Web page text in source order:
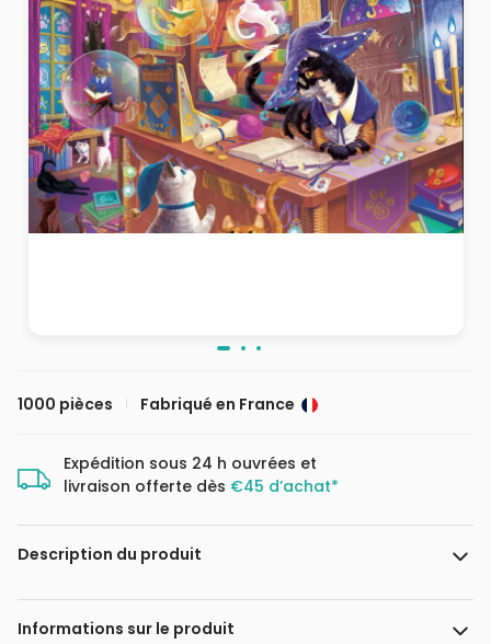
1000 pièces Fabriqué en France
Expédition sous 24 h ouvrées et
livraison offerte dès €45 d’achat*
Description du produit
Tobe Fonseca / Tate Licensing
Informations sur le produit